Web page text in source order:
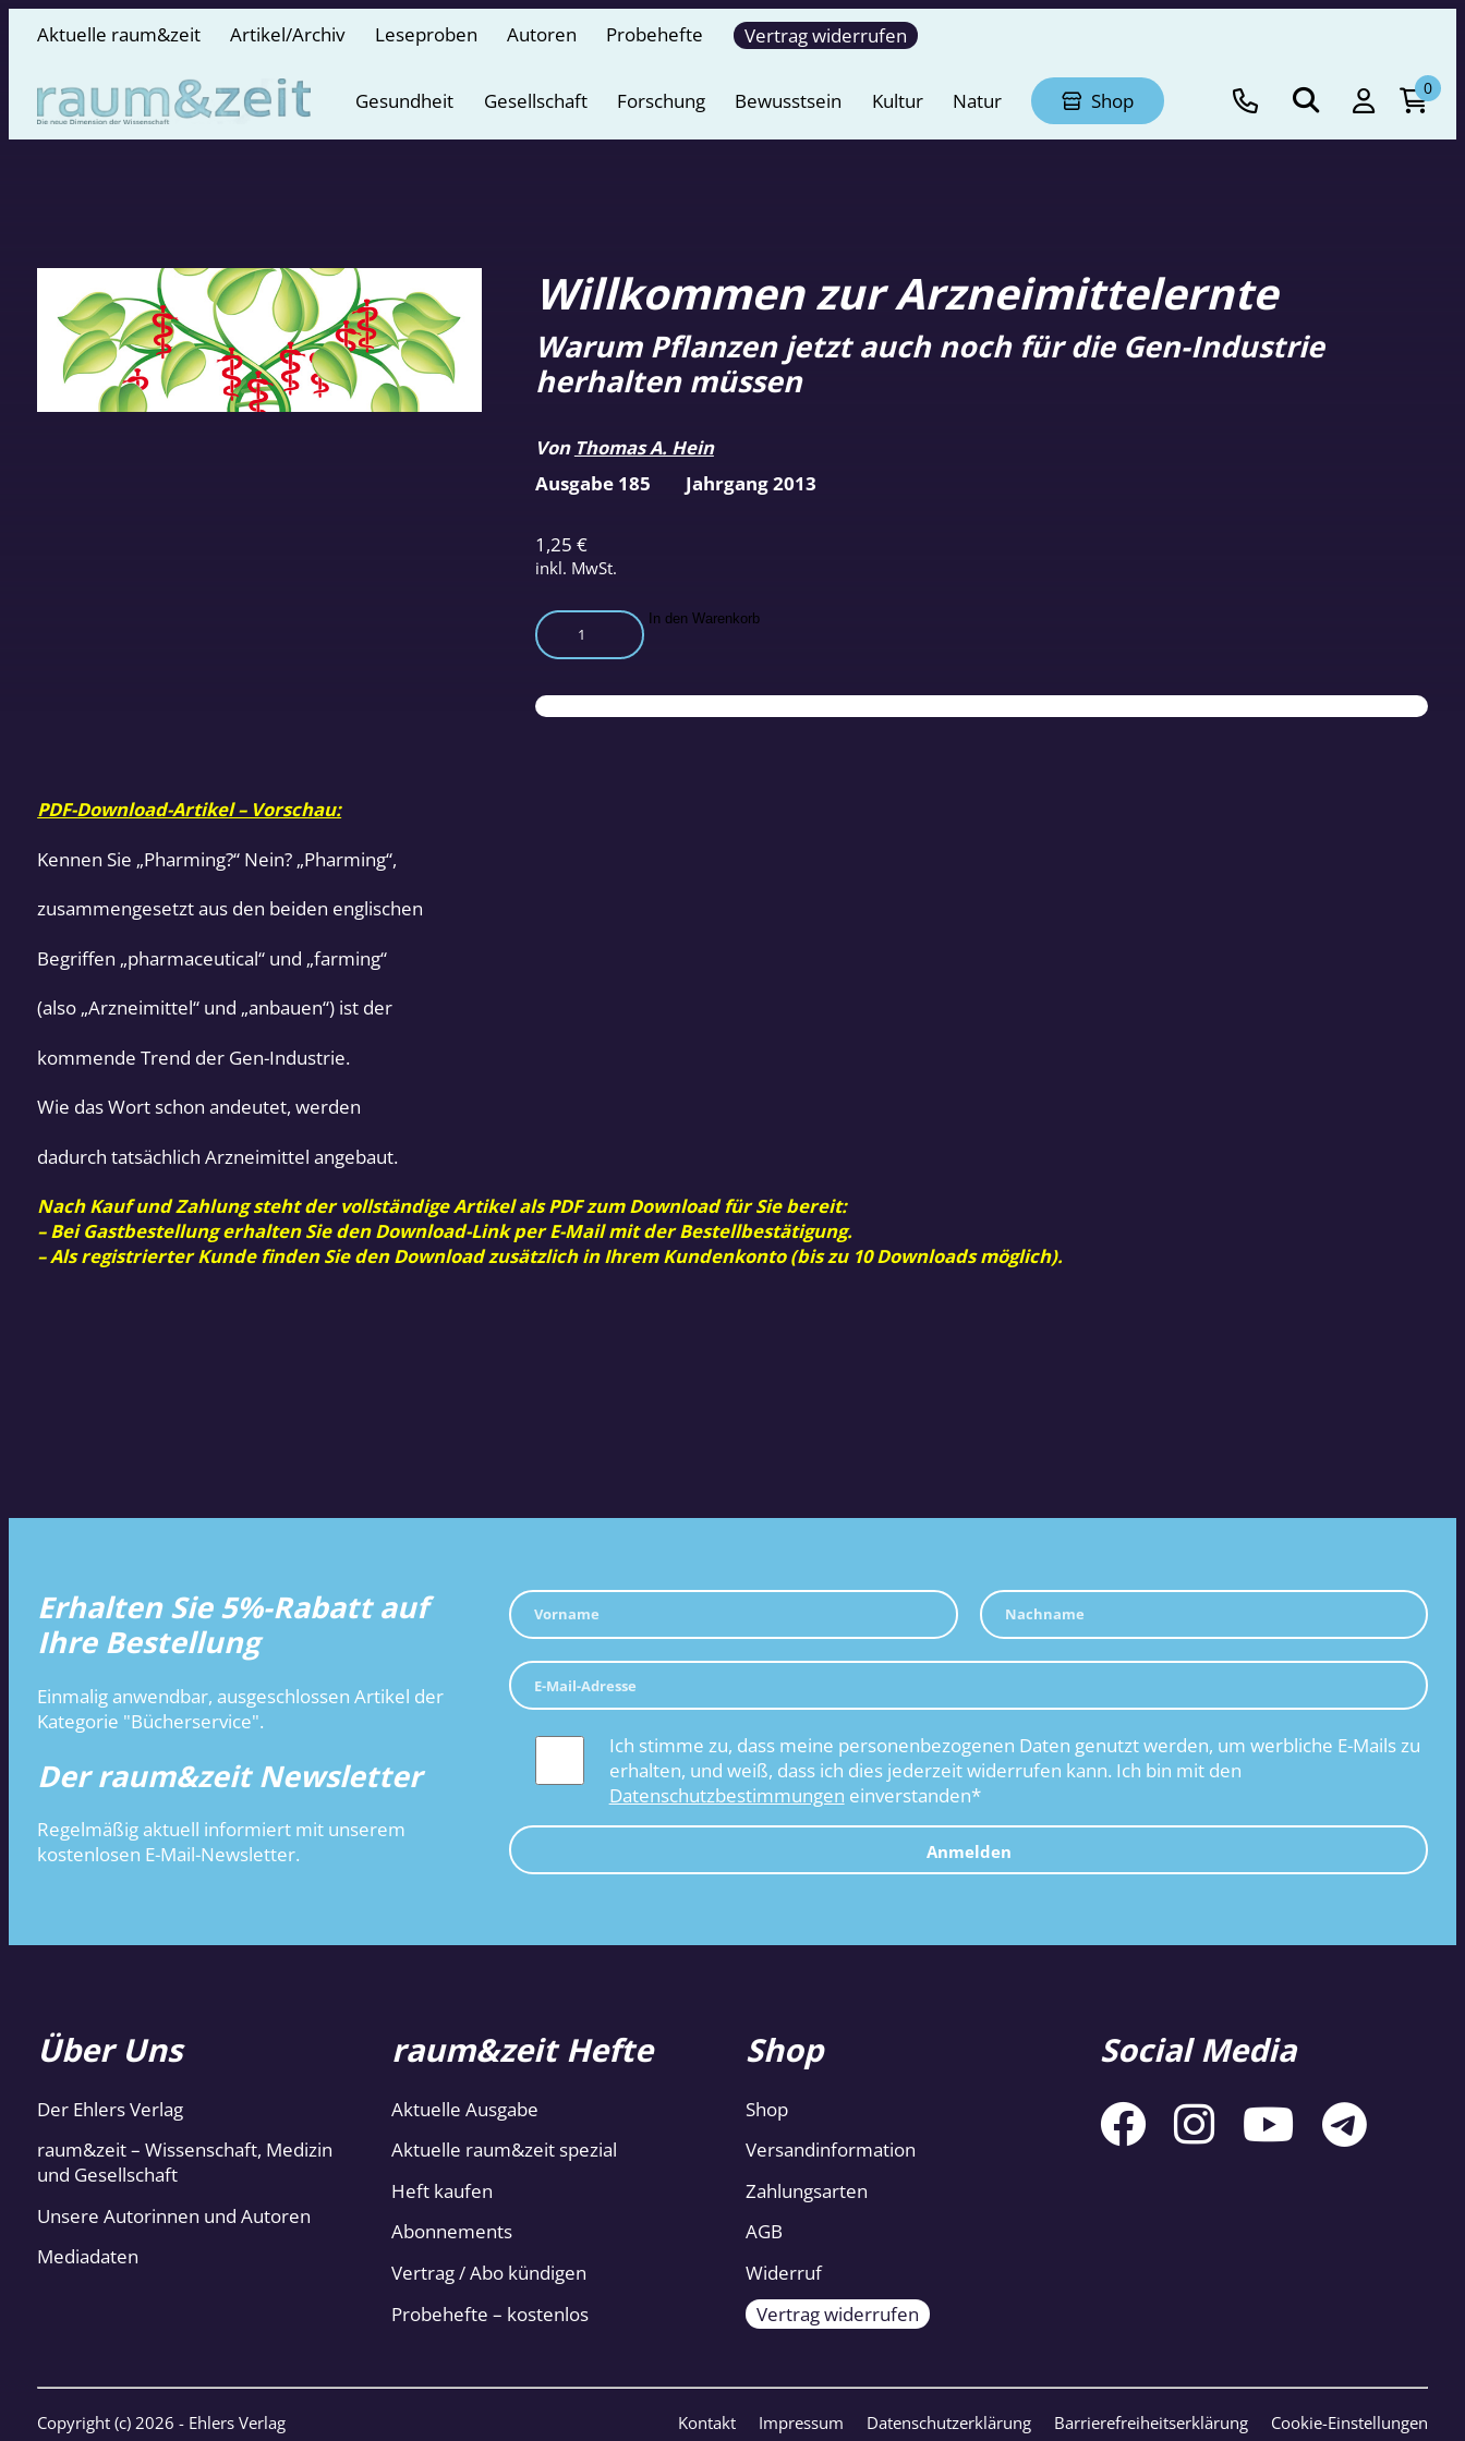
Aktuelle raum&zeit Artikel/Archiv Leseproben Autoren Probehefte Vertrag widerrufen
Gesundheit Gesellschaft Forschung Bewusstsein Kultur Natur Shop
0
Willkommen zur Arzneimittelernte
1,25 €
inkl. MwSt.
Warum Pflanzen jetzt auch noch für die Gen-Industrie
herhalten müssen
Von Thomas A. Hein
Willkommen
zur
Menge
In den Warenkorb
Ausgabe 185 Jahrgang 2013
PDF-Download-Artikel – Vorschau:
Kennen Sie „Pharming?“ Nein? „Pharming“,
zusammengesetzt aus den beiden englischen
Begriffen „pharmaceutical“ und „farming“
(also „Arzneimittel“ und „anbauen“) ist der
kommende Trend der Gen-Industrie.
Wie das Wort schon andeutet, werden
dadurch tatsächlich Arzneimittel angebaut.
Nach Kauf und Zahlung steht der vollständige Artikel als PDF zum Download für Sie bereit:
– Bei Gastbestellung erhalten Sie den Download-Link per E-Mail mit der Bestellbestätigung.
– Als registrierter Kunde finden Sie den Download zusätzlich in Ihrem Kundenkonto (bis zu 10 Downloads möglich).
Erhalten Sie 5%-Rabatt auf
Ihre Bestellung
Einmalig anwendbar, ausgeschlossen Artikel der
Kategorie "Bücherservice".
Der raum&zeit Newsletter
Regelmäßig aktuell informiert mit unserem
kostenlosen E-Mail-Newsletter.
Ich stimme zu, dass meine personenbezogenen Daten genutzt werden, um werbliche E-Mails zu
erhalten, und weiß, dass ich dies jederzeit widerrufen kann. Ich bin mit den
Datenschutzbestimmungen einverstanden*
Anmelden
Über Uns
Der Ehlers Verlag
raum&zeit – Wissenschaft, Medizin
und Gesellschaft
Unsere Autorinnen und Autoren
Mediadaten
raum&zeit Hefte
Aktuelle Ausgabe
Aktuelle raum&zeit spezial
Heft kaufen
Abonnements
Vertrag / Abo kündigen
Probehefte – kostenlos
Shop
Shop
Versandinformation
Zahlungsarten
AGB
Widerruf
Vertrag widerrufen
Social Media
Copyright (c)2026 - Ehlers Verlag Kontakt Impressum Datenschutzerklärung Barrierefreiheitserklärung Cookie-Einstellungen